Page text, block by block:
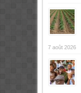
7 août 2026